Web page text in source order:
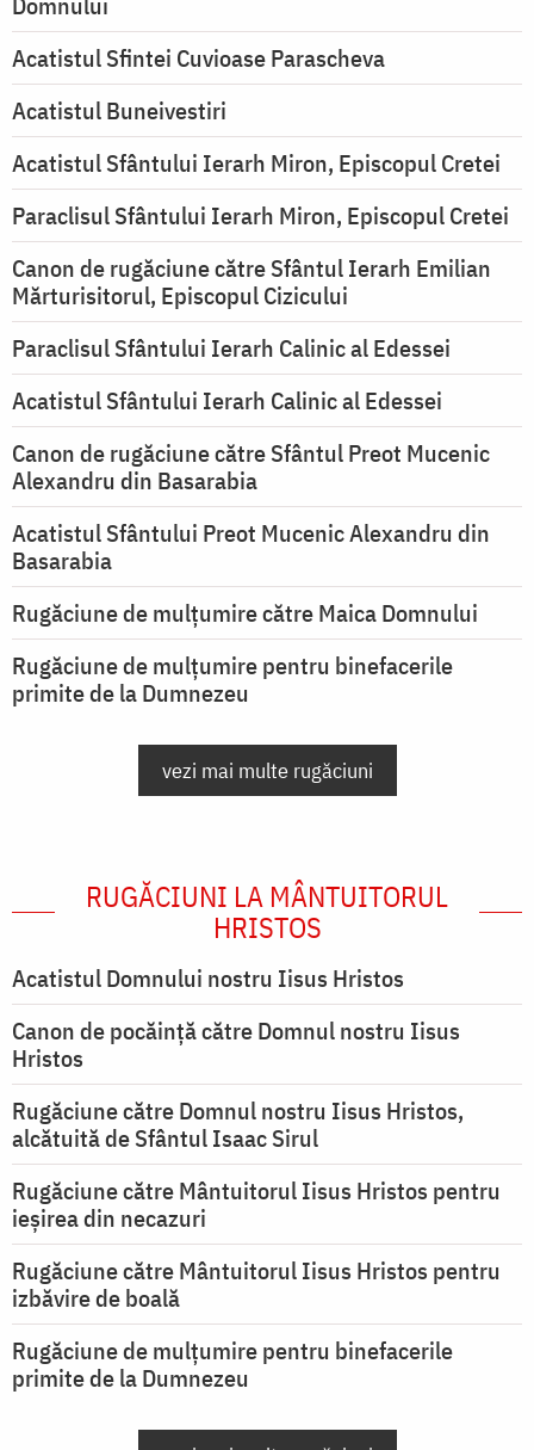
Acatistul Sfintei Cuvioase Parascheva
Acatistul Buneivestiri
Acatistul Sfântului Ierarh Miron, Episcopul Cretei
Paraclisul Sfântului Ierarh Miron, Episcopul Cretei
Canon de rugăciune către Sfântul Ierarh Emilian
Mărturisitorul, Episcopul Cizicului
Paraclisul Sfântului Ierarh Calinic al Edessei
Acatistul Sfântului Ierarh Calinic al Edessei
Canon de rugăciune către Sfântul Preot Mucenic
Alexandru din Basarabia
Acatistul Sfântului Preot Mucenic Alexandru din
Basarabia
Rugăciune de mulţumire către Maica Domnului
Rugăciune de mulțumire pentru binefacerile
primite de la Dumnezeu
vezi mai multe rugăciuni
RUGĂCIUNI LA MÂNTUITORUL
HRISTOS
Acatistul Domnului nostru Iisus Hristos
Canon de pocăință către Domnul nostru Iisus
Hristos
Rugăciune către Domnul nostru Iisus Hristos,
alcătuită de Sfântul Isaac Sirul
Rugăciune către Mântuitorul Iisus Hristos pentru
ieşirea din necazuri
Rugăciune către Mântuitorul Iisus Hristos pentru
izbăvire de boală
Rugăciune de mulțumire pentru binefacerile
primite de la Dumnezeu